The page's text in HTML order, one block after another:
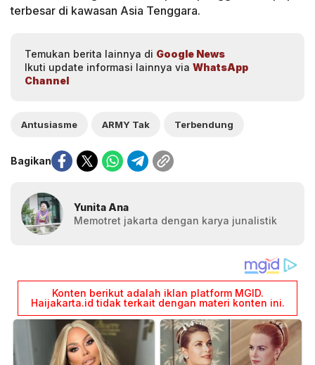
terbesar di kawasan Asia Tenggara.
Temukan berita lainnya di Google News
Ikuti update informasi lainnya via WhatsApp
Channel
Antusiasme ARMY Tak Terbendung
Bagikan
Yunita Ana
Memotret jakarta dengan karya junalistik